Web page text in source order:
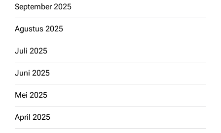
September 2025
Agustus 2025
Juli 2025
Juni 2025
Mei 2025
April 2025